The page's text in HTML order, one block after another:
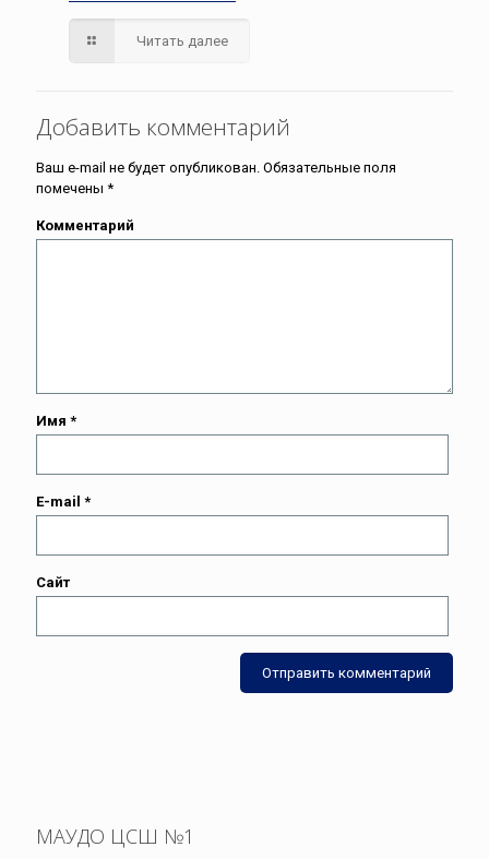
Читать далее
Добавить комментарий
Ваш e-mail не будет опубликован. Обязательные поля
помечены *
Комментарий
Имя *
E-mail *
Сайт
МАУДО ЦСШ №1